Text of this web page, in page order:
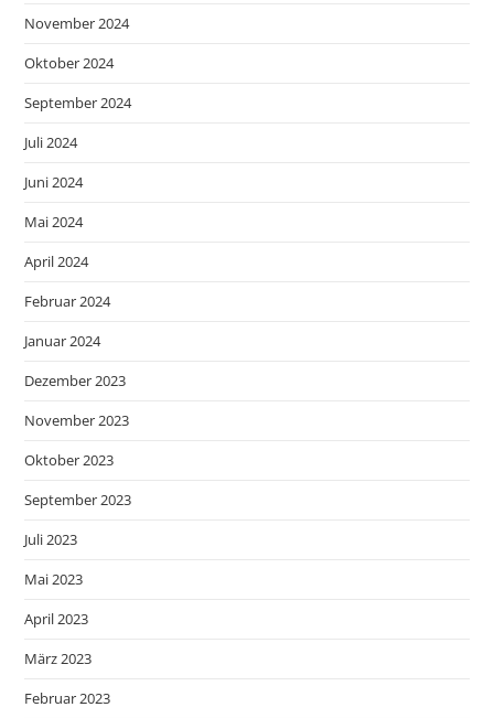
November 2024
Oktober 2024
September 2024
Juli 2024
Juni 2024
Mai 2024
April 2024
Februar 2024
Januar 2024
Dezember 2023
November 2023
Oktober 2023
September 2023
Juli 2023
Mai 2023
April 2023
März 2023
Februar 2023